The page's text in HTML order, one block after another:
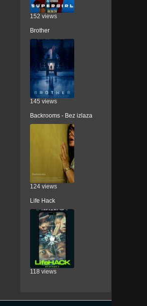
152 views
Brother
145 views
Backrooms - Bez izlaza
124 views
Life Hack
118 views